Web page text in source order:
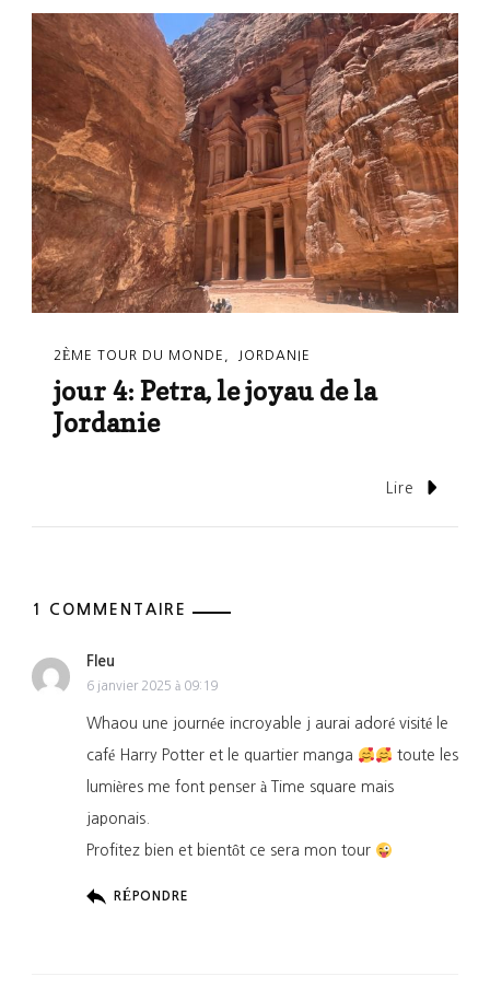
2ÈME TOUR DU MONDE JORDANIE
jour 4: Petra, le joyau de la
Jordanie
Lire
1 COMMENTAIRE
Fleu
6 janvier 2025 à 09:19
Whaou une journée incroyable j aurai adoré visité le
café Harry Potter et le quartier manga toute les
lumières me font penser à Time square mais
japonais.
Profitez bien et bientôt ce sera mon tour
RÉPONDRE